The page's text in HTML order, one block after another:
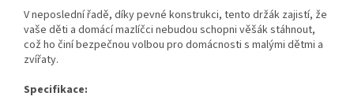
V neposlední řadě, díky pevné konstrukci, tento držák zajistí, že
vaše děti a domácí mazlíčci nebudou schopni věšák stáhnout,
což ho činí bezpečnou volbou pro domácnosti s malými dětmi a
zvířaty.
Specifikace: